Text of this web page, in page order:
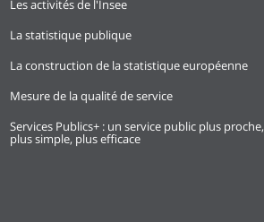
Les activités de l'Insee
La statistique publique
La construction de la statistique européenne
Mesure de la qualité de service
Services Publics+ : un service public plus proche,
plus simple, plus efficace